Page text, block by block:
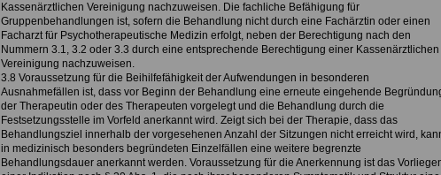
Kassenärztlichen Vereinigung nachzuweisen. Die fachliche Befähigung für
Gruppenbehandlungen ist, sofern die Behandlung nicht durch eine Fachärztin oder einen
Facharzt für Psychotherapeutische Medizin erfolgt, neben der Berechtigung nach den
Nummern 3.1, 3.2 oder 3.3 durch eine entsprechende Berechtigung einer Kassenärztlichen
Vereinigung nachzuweisen.
3.8 Voraussetzung für die Beihilfefähigkeit der Aufwendungen in besonderen
Ausnahmefällen ist, dass vor Beginn der Behandlung eine erneute eingehende
der Therapeutin oder des Therapeuten vorgelegt und die Behandlung durch die
Festsetzungsstelle im Vorfeld anerkannt wird. Zeigt sich bei der Therapie, dass das
Behandlungsziel innerhalb der vorgesehenen Anzahl der Sitzungen nicht erreicht wird,
in medizinisch besonders begründeten Einzelfällen eine weitere begrenzte
Behandlungsdauer anerkannt werden. Voraussetzung für die Anerkennung ist das